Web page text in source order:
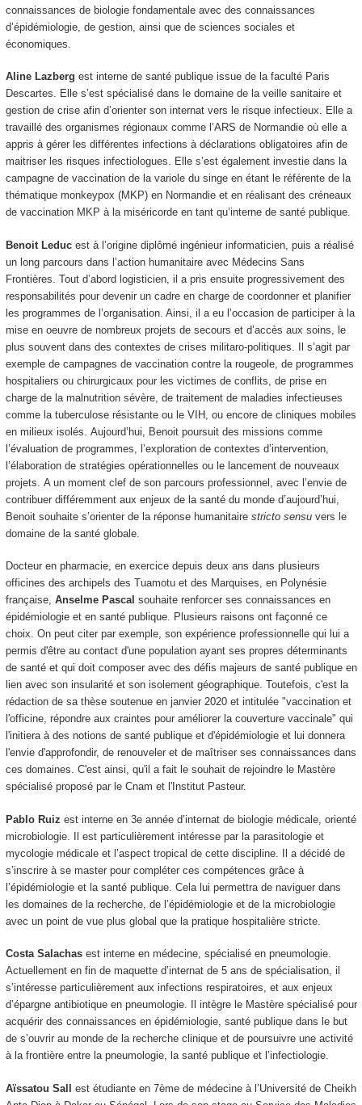
connaissances de biologie fondamentale avec des connaissances
d’épidémiologie, de gestion, ainsi que de sciences sociales et
économiques.
Aline Lazberg est interne de santé publique issue de la faculté Paris
Descartes. Elle s’est spécialisé dans le domaine de la veille sanitaire et
gestion de crise afin d’orienter son internat vers le risque infectieux. Elle a
travaillé des organismes régionaux comme l’ARS de Normandie où elle a
appris à gérer les différentes infections à déclarations obligatoires afin de
maitriser les risques infectiologues. Elle s’est également investie dans la
campagne de vaccination de la variole du singe en étant le référente de la
thématique monkeypox (MKP) en Normandie et en réalisant des créneaux
de vaccination MKP à la miséricorde en tant qu’interne de santé publique.
Benoit Leducest à l’origine diplômé ingénieur informaticien, puis a réalisé
un long parcours dans l’action humanitaire avec Médecins Sans
Frontières. Tout d’abord logisticien, il a pris ensuite progressivement des
responsabilités pour devenir un cadre en charge de coordonner et planifier
les programmes de l’organisation. Ainsi, il a eu l’occasion de participer à la
mise en oeuvre de nombreux projets de secours et d’accès aux soins, le
plus souvent dans des contextes de crises militaro-politiques. Il s’agit par
exemple de campagnes de vaccination contre la rougeole, de programmes
hospitaliers ou chirurgicaux pour les victimes de conflits, de prise en
charge de la malnutrition sévère, de traitement de maladies infectieuses
comme la tuberculose résistante ou le VIH, ou encore de cliniques mobiles
en milieux isolés. Aujourd’hui, Benoit poursuit des missions comme
l’évaluation de programmes, l’exploration de contextes d’intervention,
l’élaboration de stratégies opérationnelles ou le lancement de nouveaux
projets. A un moment clef de son parcours professionnel, avec l’envie de
contribuer différemment aux enjeux de la santé du monde d’aujourd’hui,
Benoit souhaite s’orienter de la réponse humanitaire stricto sensuvers le
domaine de la santé globale.
Docteur en pharmacie, en exercice depuis deux ans dans plusieurs
officines des archipels des Tuamotu et des Marquises, en Polynésie
française, Anselme Pascal souhaite renforcer ses connaissances en
épidémiologie et en santé publique. Plusieurs raisons ont façonné ce
choix. On peut citer par exemple, son expérience professionnelle qui lui a
permis d'être au contact d'une population ayant ses propres déterminants
de santé et qui doit composer avec des défis majeurs de santé publique en
lien avec son insularité et son isolement géographique. Toutefois, c'est la
rédaction de sa thèse soutenue en janvier 2020 et intitulée "vaccination et
l'officine, répondre aux craintes pour améliorer la couverture vaccinale" qui
l'initiera à des notions de santé publique et d'épidémiologie et lui donnera
l'envie d'approfondir, de renouveler et de maîtriser ses connaissances dans
ces domaines. C'est ainsi, qu'il a fait le souhait de rejoindre le Mastère
spécialisé proposé par le Cnam et l'Institut Pasteur.
Pablo Ruiz est interne en 3e année d’internat de biologie médicale, orienté
microbiologie. Il est particulièrement intéresse par la parasitologie et
mycologie médicale et l’aspect tropical de cette discipline. Il a décidé de
s’inscrire à se master pour compléter ces compétences grâce à
l’épidémiologie et la santé publique. Cela lui permettra de naviguer dans
les domaines de la recherche, de l’épidémiologie et de la microbiologie
avec un point de vue plus global que la pratique hospitalière stricte.
Costa Salachas est interne en médecine, spécialisé en pneumologie.
Actuellement en fin de maquette d’internat de 5 ans de spécialisation, il
s’intéresse particulièrement aux infections respiratoires, et aux enjeux
d’épargne antibiotique en pneumologie. Il intègre le Mastère spécialisé pour
acquérir des connaissances en épidémiologie, santé publique dans le but
de s’ouvrir au monde de la recherche clinique et de poursuivre une activité
à la frontière entre la pneumologie, la santé publique et l’infectiologie.
Aïssatou Sall est étudiante en 7ème de médecine à l’Université de Cheikh